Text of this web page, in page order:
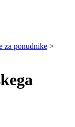
za ponudnike >